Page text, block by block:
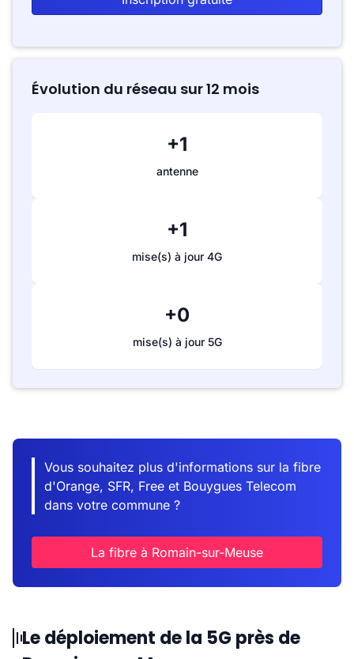
Évolution du réseau sur 12 mois
+1
antenne
+1
mise(s) à jour 4G
+0
mise(s) à jour 5G
Vous souhaitez plus d'informations sur la fibre
d'Orange, SFR, Free et Bouygues Telecom
dans votre commune ?
La fibre à Romain-sur-Meuse
Le déploiement de la 5G près de